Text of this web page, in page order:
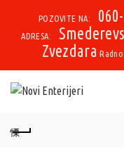
POZOVITE NA:
ADRESA:
Zvezdara